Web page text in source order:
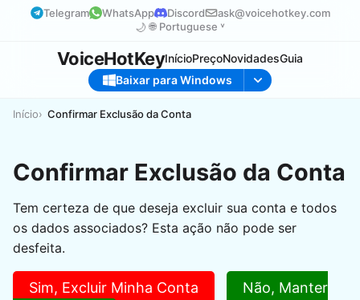
Telegram WhatsApp Discord ask@voicehotkey.com
🌙 🌐 Portuguese ˅
VoiceHotKeyInícioPreçoNovidadesGuia
Baixar para Windows
Início Confirmar Exclusão da Conta
Confirmar Exclusão da Conta
Tem certeza de que deseja excluir sua conta e todos
os dados associados? Esta ação não pode ser
desfeita.
Sim, Excluir Minha Conta
Não, Manter